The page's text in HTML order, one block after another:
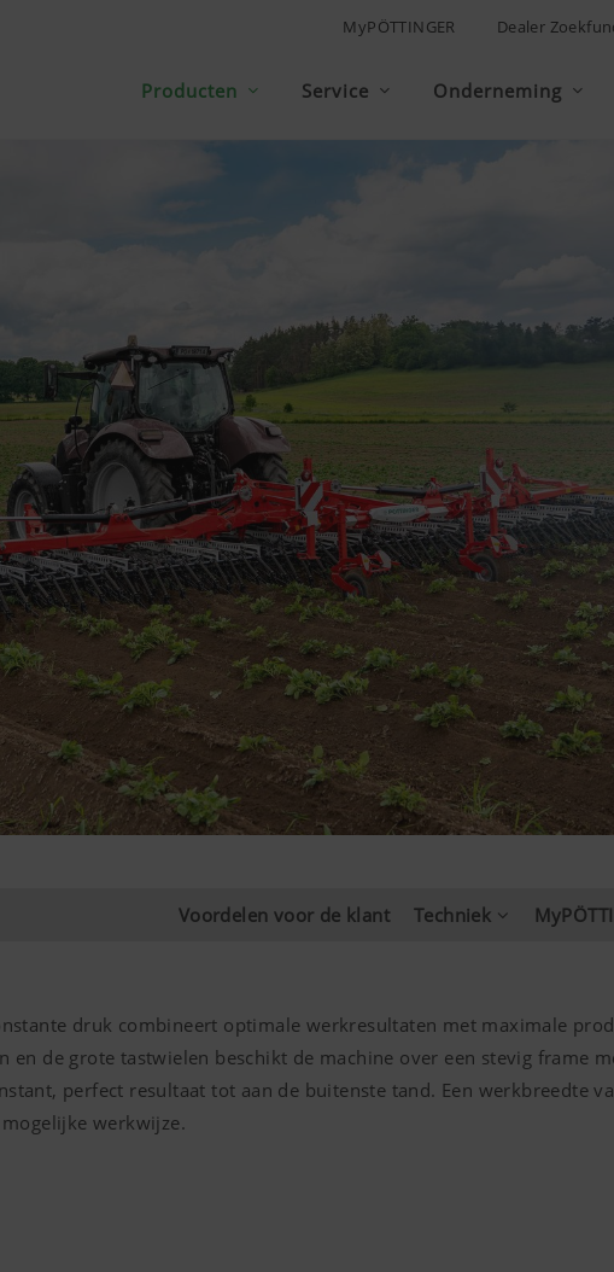
MyPÖTTINGER Dealer
Producten Service Onderneming
Voordelen voor de klant Techniek
druk combineert optimale werkresultaten met maximale
en de grote tastwielen beschikt de machine over een stevig frame
perfect resultaat tot aan de buitenste tand. Een werkbreedte
werkwijze.